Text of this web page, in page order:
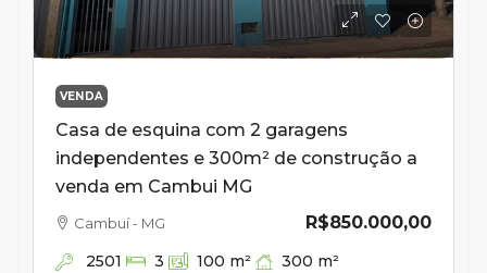
VENDA
Casa de esquina com 2 garagens
independentes e 300m² de construção a
venda em Cambui MG
R$850.000,00
Cambuí - MG
2501 3 100 m² 300 m²